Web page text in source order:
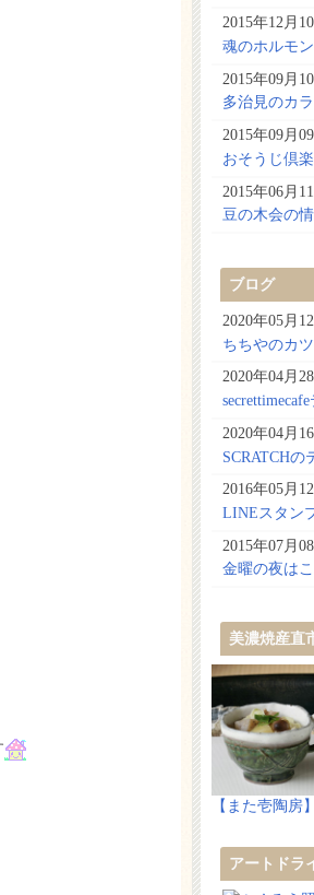
2015年12月
魂のホルモ
2015年09月
多治見のカ
2015年09月
おそうじ倶
2015年06月
豆の木会の
ブログ
2020年05月
ちちやのカ
2020年04月
2020年04月
SCRATCHの
2016年05月
LINEスタン
2015年07月
金曜の夜は
美濃焼産直
【また壱陶
アートドラ